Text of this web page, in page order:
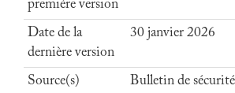
première version
Date de la
dernière version
30 janvier 2026
Source(s)
Bulletin de